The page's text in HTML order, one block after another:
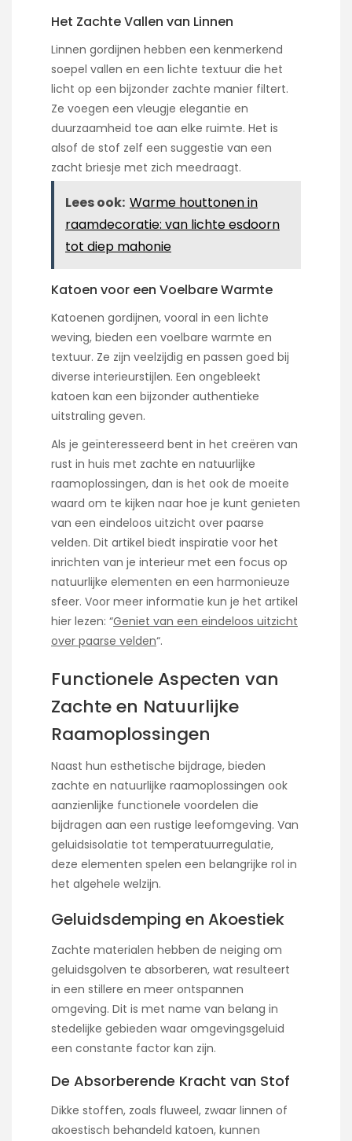
Het Zachte Vallen van Linnen
Linnen gordijnen hebben een kenmerkend
soepel vallen en een lichte textuur die het
licht op een bijzonder zachte manier filtert.
Ze voegen een vleugje elegantie en
duurzaamheid toe aan elke ruimte. Het is
alsof de stof zelf een suggestie van een
zacht briesje met zich meedraagt.
Lees ook: Warme houttonen in
raamdecoratie: van lichte esdoorn
tot diep mahonie
Katoen voor een Voelbare Warmte
Katoenen gordijnen, vooral in een lichte
weving, bieden een voelbare warmte en
textuur. Ze zijn veelzijdig en passen goed bij
diverse interieurstijlen. Een ongebleekt
katoen kan een bijzonder authentieke
uitstraling geven.
Als je geïnteresseerd bent in het creëren van
rust in huis met zachte en natuurlijke
raamoplossingen, dan is het ook de moeite
waard om te kijken naar hoe je kunt genieten
van een eindeloos uitzicht over paarse
velden. Dit artikel biedt inspiratie voor het
inrichten van je interieur met een focus op
natuurlijke elementen en een harmonieuze
sfeer. Voor meer informatie kun je het artikel
hier lezen: “Geniet van een eindeloos uitzicht
over paarse velden“.
Functionele Aspecten van
Zachte en Natuurlijke
Raamoplossingen
Naast hun esthetische bijdrage, bieden
zachte en natuurlijke raamoplossingen ook
aanzienlijke functionele voordelen die
bijdragen aan een rustige leefomgeving. Van
geluidsisolatie tot temperatuurregulatie,
deze elementen spelen een belangrijke rol in
het algehele welzijn.
Geluidsdemping en Akoestiek
Zachte materialen hebben de neiging om
geluidsgolven te absorberen, wat resulteert
in een stillere en meer ontspannen
omgeving. Dit is met name van belang in
stedelijke gebieden waar omgevingsgeluid
een constante factor kan zijn.
De Absorberende Kracht van Stof
Dikke stoffen, zoals fluweel, zwaar linnen of
akoestisch behandeld katoen, kunnen